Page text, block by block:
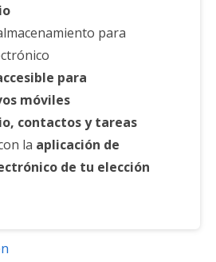
para
para
móviles
contactos y tareas
la aplicación de
de tu elección